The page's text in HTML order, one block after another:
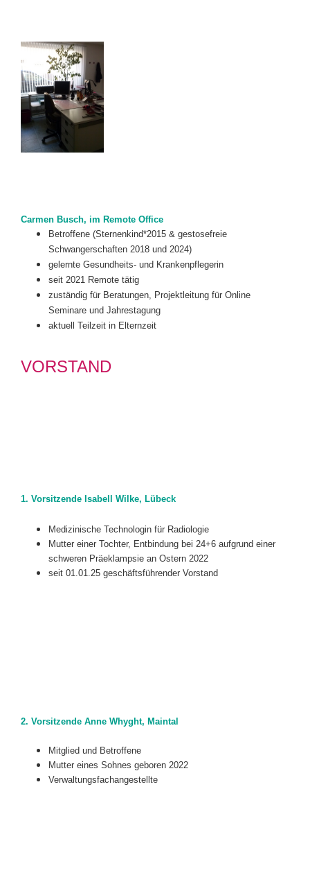
Carmen Busch, im Remote Office
Betroffene (Sternenkind*2015 & gestosefreie
Schwangerschaften 2018 und 2024)
gelernte Gesundheits- und Krankenpflegerin
seit 2021 Remote tätig
zuständig für Beratungen, Projektleitung für Online
Seminare und Jahrestagung
aktuell Teilzeit in Elternzeit
VORSTAND
1. Vorsitzende Isabell Wilke, Lübeck
Medizinische Technologin für Radiologie
Mutter einer Tochter, Entbindung bei 24+6 aufgrund einer
schweren Präeklampsie an Ostern 2022
seit 01.01.25 geschäftsführender Vorstand
2. Vorsitzende Anne Whyght, Maintal
Mitglied und Betroffene
Mutter eines Sohnes geboren 2022
Verwaltungsfachangestellte